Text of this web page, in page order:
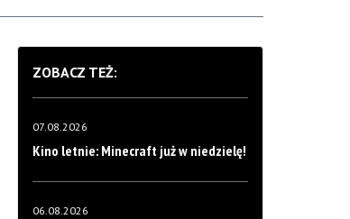
ZOBACZ TEŻ:
07.08.2026
Kino letnie: Minecraft już w niedzielę!
06.08.2026